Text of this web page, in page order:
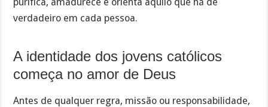
purifica, amadurece e orienta aquilo que há de
verdadeiro em cada pessoa.
A identidade dos jovens católicos
começa no amor de Deus
Antes de qualquer regra, missão ou responsabilidade,